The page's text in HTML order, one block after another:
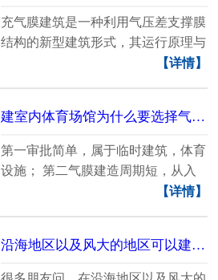
充气膜建筑是一种利用气压差支撑膜
结构的新型建筑形式，其运行原理与
【详情】
建室内体育场馆为什么要选择气膜建筑？
第一审批简单，属于临时建筑，体育
设施； 第二气膜建造周期短，从入
【详情】
沿海地区以及风大的地区可以建气膜体育馆吗？